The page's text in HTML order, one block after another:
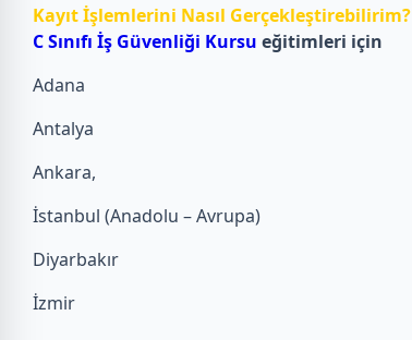
Kayıt İşlemlerini Nasıl Gerçekleştirebilirim?
C Sınıfı İş Güvenliği Kursu eğitimleri için
Adana
Antalya
Ankara,
İstanbul (Anadolu – Avrupa)
Diyarbakır
İzmir